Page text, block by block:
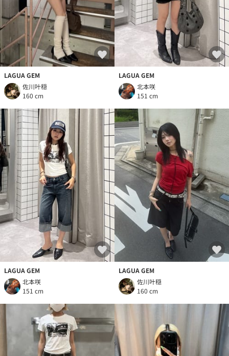
LAGUA GEM
佐川叶穏
160 cm
LAGUA GEM
北本咲
151 cm
LAGUA GEM
北本咲
151 cm
LAGUA GEM
佐川叶穏
160 cm